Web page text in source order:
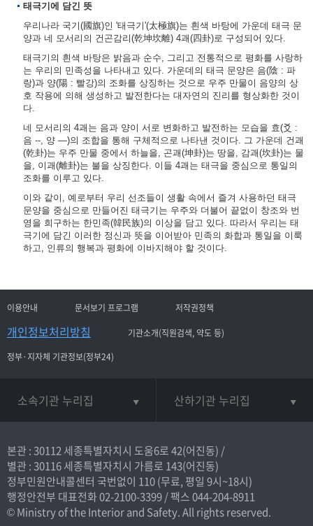
태극기에 담긴 뜻
우리나라 국기(國旗)인 '태극기'(太極旗)는 흰색 바탕에 가운데 태극 문
양과 네 모서리의 건곤감리(乾坤坎離) 4괘(四卦)로 구성되어 있다.
태극기의 흰색 바탕은 밝음과 순수, 그리고 전통적으로 평화를 사랑하
는 우리의 민족성을 나타내고 있다. 가운데의 태극 문양은 음(陰 : 파
랑)과 양(陽 : 빨강)의 조화를 상징하는 것으로 우주 만물이 음양의 상
호 작용에 의해 생성하고 발전한다는 대자연의 진리를 형상화한 것이
다.
네 모서리의 4괘는 음과 양이 서로 변화하고 발전하는 모습을 효(爻 :
음 --, 양 ―)의 조합을 통해 구체적으로 나타낸 것이다. 그 가운데 건괘
(乾卦)는 우주 만물 중에서 하늘을, 곤괘(坤卦)는 땅을, 감괘(坎卦)는 물
을, 이괘(離卦)는 불을 상징한다. 이들 4괘는 태극을 중심으로 통일의
조화를 이루고 있다.
이와 같이, 예로부터 우리 선조들이 생활 속에서 즐겨 사용하던 태극
문양을 중심으로 만들어진 태극기는 우주와 더불어 끝없이 창조와 번
영을 희구하는 한민족(韓民族)의 이상을 담고 있다. 따라서 우리는 태
극기에 담긴 이러한 정신과 뜻을 이어받아 민족의 화합과 통일을 이룩
하고, 인류의 행복과 평화에 이바지해야 할 것이다.
이용안내 문서보기 프로그램 저작권정책
개인정보처리방침
기관소개(직원검색, 약도 등)
정부·지자체 기관정보(정부24)
소속기관 누리집 산하기관 누리집
본관 : 30112 세종특별자치시 도움6로 42(어진동) /
별관 : 30116 세종특별자치시 가름로 143(어진동)
정부민원안내콜센터 국번없이 110(무료, 평일 9시~18시)
행정안전부 대표전화02-2100-3399/ 팩스 044-204-8911
© Ministry of the Interior and Safety. All rights reserved.